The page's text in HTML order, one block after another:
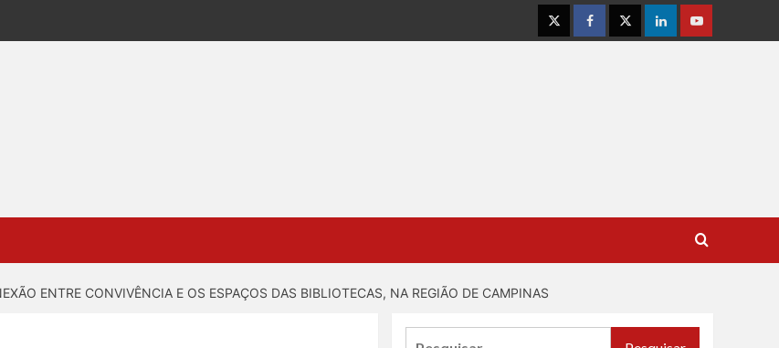
InstagramFacebookTwitterLinkedinYoutube
ENTRE CONVIVÊNCIA E OS ESPAÇOS DAS BIBLIOTECAS, NA REGIÃO DE CAMPINAS